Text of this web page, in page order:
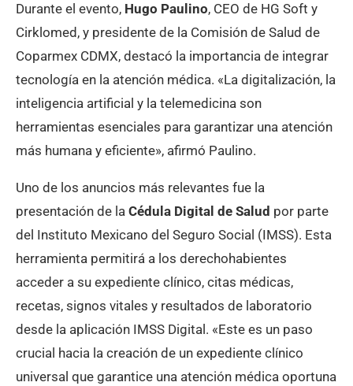
Durante el evento, Hugo Paulino, CEO de HG Soft y
Cirklomed, y presidente de la Comisión de Salud de
Coparmex CDMX, destacó la importancia de integrar
tecnología en la atención médica. «La digitalización, la
inteligencia artificial y la telemedicina son
herramientas esenciales para garantizar una atención
más humana y eficiente», afirmó Paulino.
Uno de los anuncios más relevantes fue la
presentación de la Cédula Digital de Salud por parte
del Instituto Mexicano del Seguro Social (IMSS). Esta
herramienta permitirá a los derechohabientes
acceder a su expediente clínico, citas médicas,
recetas, signos vitales y resultados de laboratorio
desde la aplicación IMSS Digital. «Este es un paso
crucial hacia la creación de un expediente clínico
universal que garantice una atención médica oportuna